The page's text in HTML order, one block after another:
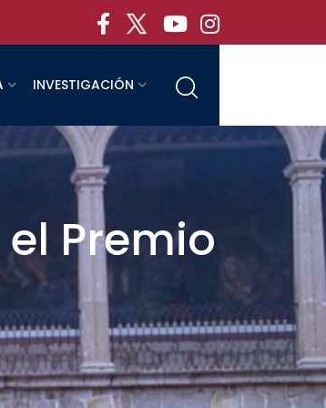
INVESTIGACIÓN
Premio